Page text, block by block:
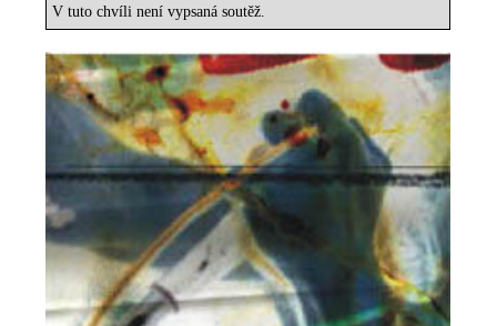
V tuto chvíli není vypsaná soutěž.